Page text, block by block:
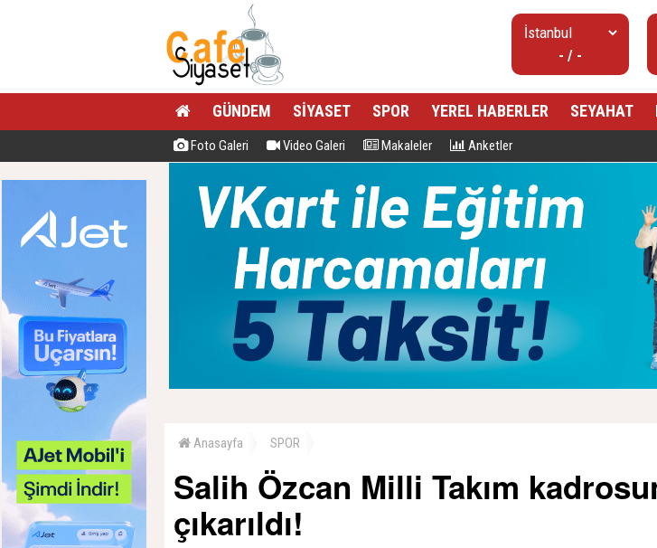
- / -
GÜNDEM SİYASET SPOR YEREL HABERLER SEYAHAT
Foto Galeri Video Galeri Makaleler Anketler
Anasayfa SPOR
Salih Özcan Milli Takım
çıkarıldı!